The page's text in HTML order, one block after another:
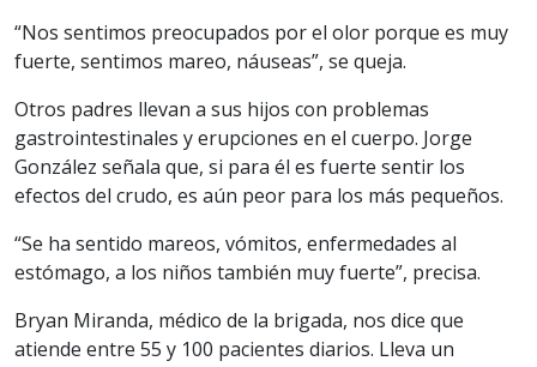
“Nos sentimos preocupados por el olor porque es muy
fuerte, sentimos mareo, náuseas”, se queja.
Otros padres llevan a sus hijos con problemas
gastrointestinales y erupciones en el cuerpo. Jorge
González señala que, si para él es fuerte sentir los
efectos del crudo, es aún peor para los más pequeños.
“Se ha sentido mareos, vómitos, enfermedades al
estómago, a los niños también muy fuerte”, precisa.
Bryan Miranda, médico de la brigada, nos dice que
atiende entre 55 y 100 pacientes diarios. Lleva un